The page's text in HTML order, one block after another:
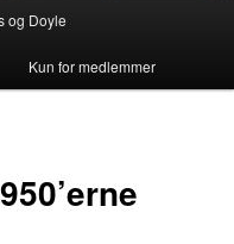
og Doyle
Kun for medlemmer